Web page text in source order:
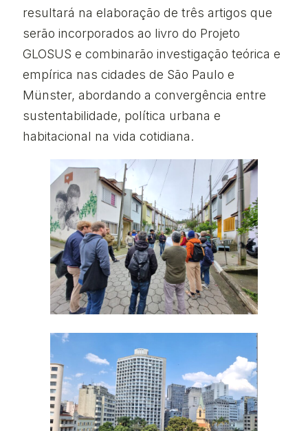
resultará na elaboração de três artigos que
serão incorporados ao livro do Projeto
GLOSUS e combinarão investigação teórica e
empírica nas cidades de São Paulo e
Münster, abordando a convergência entre
sustentabilidade, política urbana e
habitacional na vida cotidiana.